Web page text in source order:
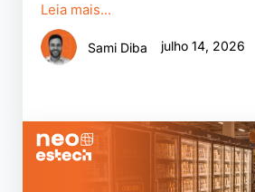
Leia mais...
Sami Diba julho 14, 2026